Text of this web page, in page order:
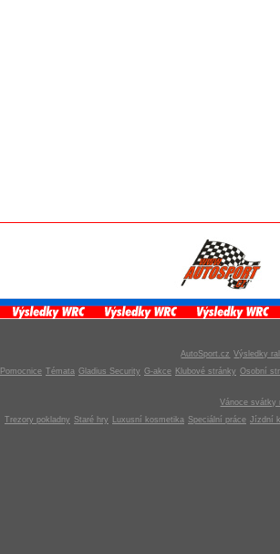
AutoSport.cz Výsledky
Pomocnice Témata Gladius Security G-akce Klubové stránky Osobní
Vánoce svátky
Trezory pokladny Staré hry Luxusní kosmetika Speciální práce Jízdní